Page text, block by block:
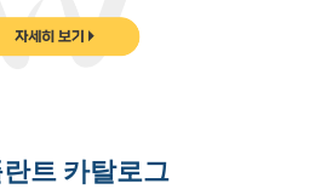
트 카탈로그